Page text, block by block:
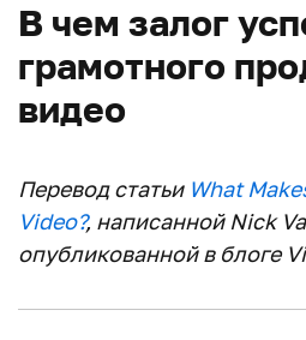
В чем залог
грамотного
видео
Перевод статьи What
Video?, написанной Nick
опубликованной в блоге